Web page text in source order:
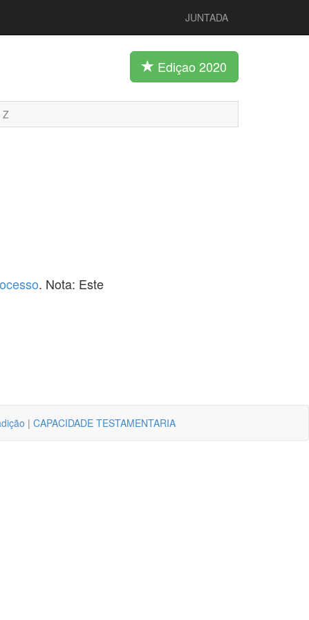
JUNTADA
Ediçao 2020
Z
. Nota: Este
| CAPACIDADE TESTAMENTARIA